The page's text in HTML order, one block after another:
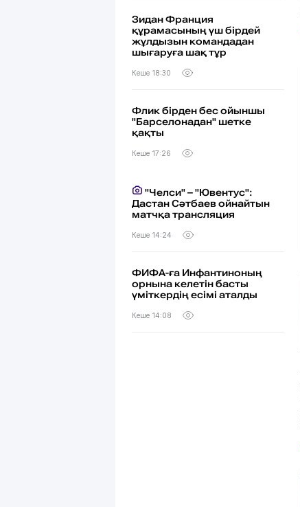
Зидан Франция
құрамасының үш бірдей
жұлдызын командадан
шығаруға шақ тұр
Кеше 18:30
Флик бірден бес ойыншы
"Барселонадан" шетке
қақты
Кеше 17:26
"Челси" – "Ювентус":
Дастан Сәтбаев ойнайтын
матчқа трансляция
Кеше 14:24
ФИФА-ға Инфантиноның
орнына келетін басты
үміткердің есімі аталды
Кеше 14:08